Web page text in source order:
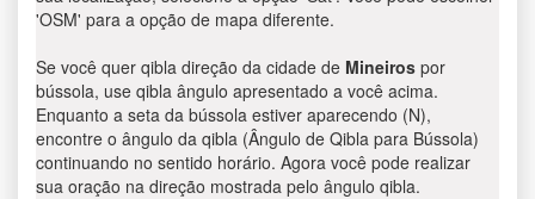
'OSM' para a opção de mapa diferente.
Se você quer qibla direção da cidade de Mineiros por
bússola, use qibla ângulo apresentado a você acima.
Enquanto a seta da bússola estiver aparecendo (N),
encontre o ângulo da qibla (Ângulo de Qibla para Bússola)
continuando no sentido horário. Agora você pode realizar
sua oração na direção mostrada pelo ângulo qibla.